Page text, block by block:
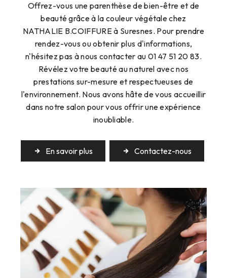
Offrez-vous une parenthèse de bien-être et de
beauté grâce à la couleur végétale chez
NATHALIE B.COIFFURE à Suresnes. Pour prendre
rendez-vous ou obtenir plus d'informations,
n'hésitez pas à nous contacter au 01 47 51 20 83.
Révélez votre beauté au naturel avec nos
prestations sur-mesure et respectueuses de
l'environnement. Nous avons hâte de vous accueillir
dans notre salon pour vous offrir une expérience
inoubliable.
En savoir plus Contactez-nous